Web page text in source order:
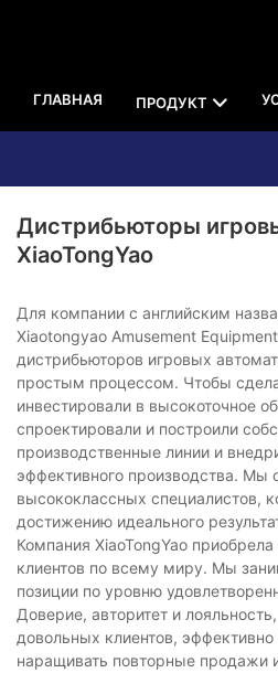
ГЛАВНАЯ ПРОДУКТ
Дистрибьюторы
XiaoTongYao
Для компании с английским
Xiaotongyao Amusement
дистрибьюторов игровых
простым процессом. Чтобы
инвестировали в высокоточное
спроектировали и построили
производственные линии и
эффективного производства. Мы
высококлассных специалистов,
достижению идеального
Компания XiaoTongYao
клиентов по всему миру. Мы
позиции по уровню
Доверие, авторитет и
довольных клиентов,
наращивать повторные продажи